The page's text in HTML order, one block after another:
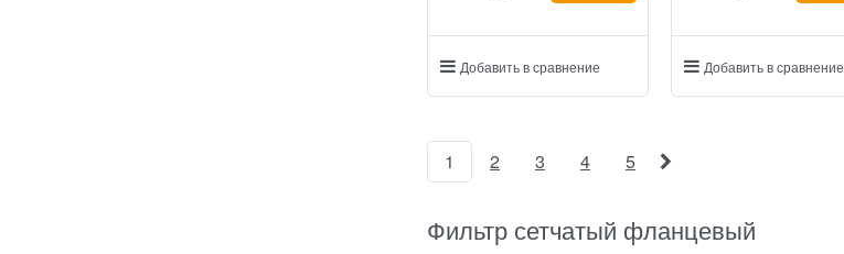
Добавить в сравнение Добавить в сравнение
1 2 3 4 5
Фильтр сетчатый фланцевый